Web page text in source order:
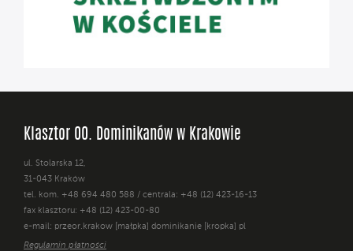
Klasztor OO. Dominikanów w Krakowie
ul. Stolarska 12,
31-043 Kraków
tel. kom. +48 694 480 588 / centrala: +48 (12) 423-16-13
fax klasztoru: +48 (12) 423-00-80
e-mail: przeor.krakow [małpka] dominikanie [kropka] pl
Regulamin płatności